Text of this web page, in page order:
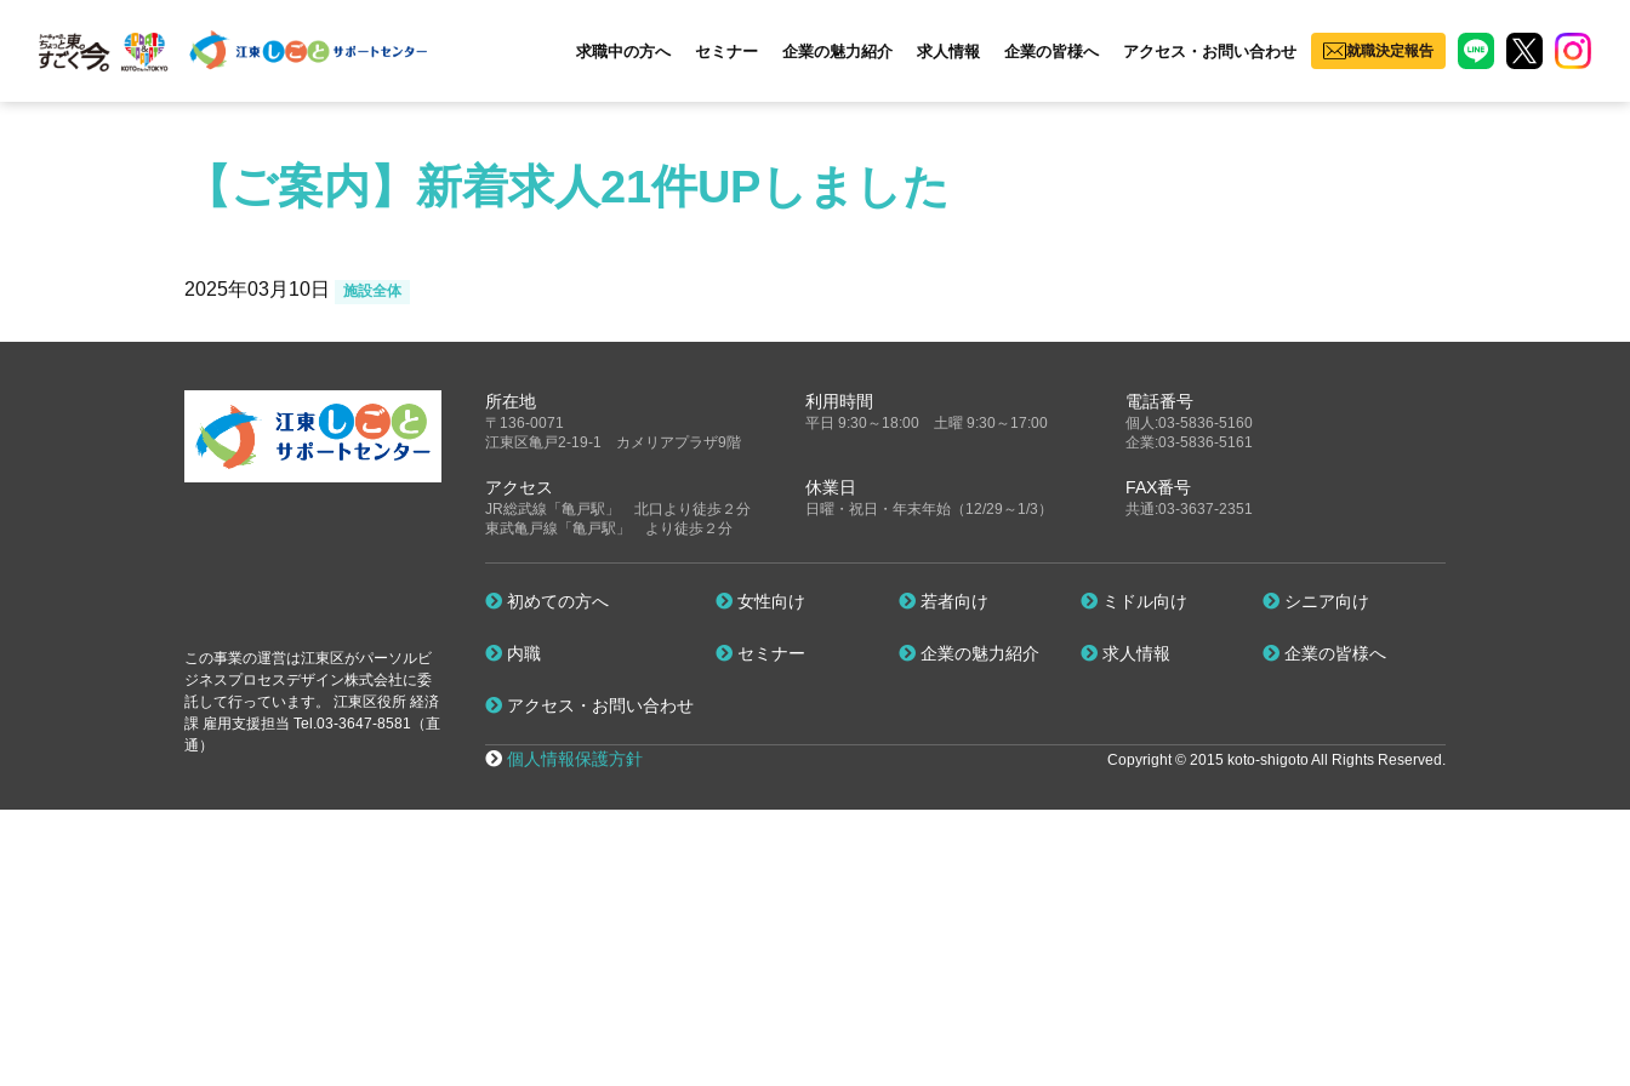
求職中の方へ セミナー 企業の魅力紹介 求人情報 企業の皆様へ アクセス・お問い合わせ 就職決定報告
【ご案内】新着求人21件UPしました
2025年03月10日 施設全体
この事業の運営は江東区がパーソルビ
ジネスプロセスデザイン株式会社に委
託して行っています。 江東区役所 経済
課 雇用支援担当 Tel.03-3647-8581（直
通）
所在地
〒136-0071
江東区亀戸2-19-1 カメリアプラザ9階
利用時間
平日 9:30～18:00 土曜 9:30～17:00
電話番号
個人:03-5836-5160
企業:03-5836-5161
アクセス
JR総武線「亀戸駅」 北口より徒歩２分
東武亀戸線「亀戸駅」 より徒歩２分
休業日
日曜・祝日・年末年始（12/29～1/3）
FAX番号
共通:03-3637-2351
初めての方へ 女性向け 若者向け ミドル向け シニア向け
内職 セミナー 企業の魅力紹介 求人情報 企業の皆様へ
アクセス・お問い合わせ
個人情報保護方針 Copyright © 2015 koto-shigoto All Rights Reserved.